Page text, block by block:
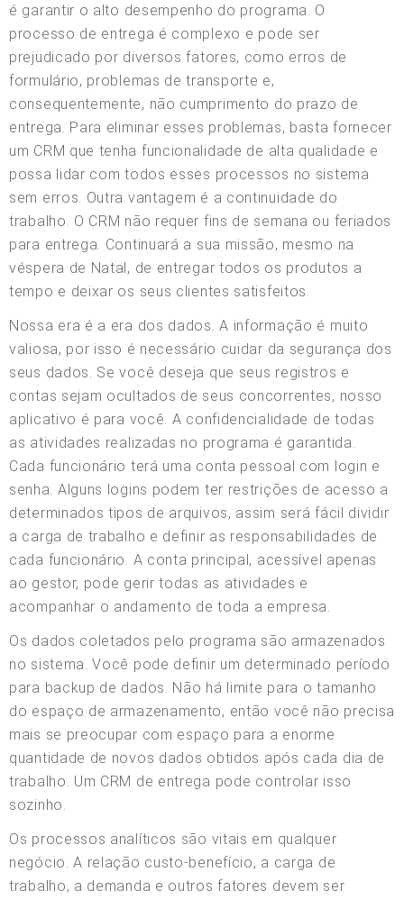
é garantir o alto desempenho do programa. O
processo de entrega é complexo e pode ser
prejudicado por diversos fatores, como erros de
formulário, problemas de transporte e,
consequentemente, não cumprimento do prazo de
entrega. Para eliminar esses problemas, basta fornecer
um CRM que tenha funcionalidade de alta qualidade e
possa lidar com todos esses processos no sistema
sem erros. Outra vantagem é a continuidade do
trabalho. O CRM não requer fins de semana ou feriados
para entrega. Continuará a sua missão, mesmo na
véspera de Natal, de entregar todos os produtos a
tempo e deixar os seus clientes satisfeitos.
Nossa era é a era dos dados. A informação é muito
valiosa, por isso é necessário cuidar da segurança dos
seus dados. Se você deseja que seus registros e
contas sejam ocultados de seus concorrentes, nosso
aplicativo é para você. A confidencialidade de todas
as atividades realizadas no programa é garantida.
Cada funcionário terá uma conta pessoal com login e
senha. Alguns logins podem ter restrições de acesso a
determinados tipos de arquivos, assim será fácil dividir
a carga de trabalho e definir as responsabilidades de
cada funcionário. A conta principal, acessível apenas
ao gestor, pode gerir todas as atividades e
acompanhar o andamento de toda a empresa.
Os dados coletados pelo programa são armazenados
no sistema. Você pode definir um determinado período
para backup de dados. Não há limite para o tamanho
do espaço de armazenamento, então você não precisa
mais se preocupar com espaço para a enorme
quantidade de novos dados obtidos após cada dia de
trabalho. Um CRM de entrega pode controlar isso
sozinho.
Os processos analíticos são vitais em qualquer
negócio. A relação custo-benefício, a carga de
trabalho, a demanda e outros fatores devem ser